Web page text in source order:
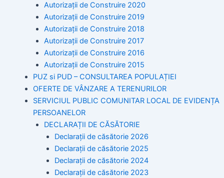
Autorizații de Construire 2020
Autorizații de Construire 2019
Autorizaţii de Construire 2018
Autorizaţii de Construire 2017
Autorizaţii de Construire 2016
Autorizaţii de Construire 2015
PUZ si PUD – CONSULTAREA POPULAȚIEI
OFERTE DE VÂNZARE A TERENURILOR
SERVICIUL PUBLIC COMUNITAR LOCAL DE EVIDENȚA
PERSOANELOR
DECLARAȚII DE CĂSĂTORIE
Declarații de căsătorie 2026
Declarații de căsătorie 2025
Declarații de căsătorie 2024
Declarații de căsătorie 2023